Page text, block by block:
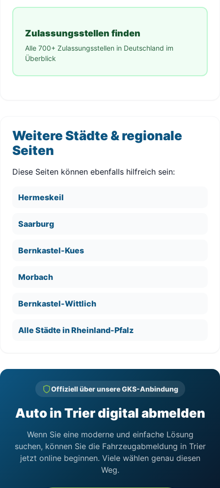
Zulassungsstellen finden
Alle 700+ Zulassungsstellen in Deutschland im
Überblick
Weitere Städte & regionale
Seiten
Diese Seiten können ebenfalls hilfreich sein:
Hermeskeil
Saarburg
Bernkastel-Kues
Morbach
Bernkastel-Wittlich
Alle Städte in Rheinland-Pfalz
Offiziell über unsere GKS-Anbindung
Auto in Trier digital abmelden
Wenn Sie eine moderne und einfache Lösung
suchen, können Sie die Fahrzeugabmeldung in Trier
jetzt online beginnen. Viele wählen genau diesen
Weg.